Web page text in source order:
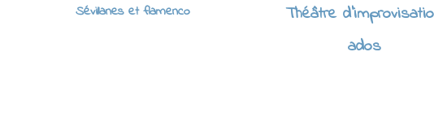
Sévillanes et flamenco
Théâtre
ados